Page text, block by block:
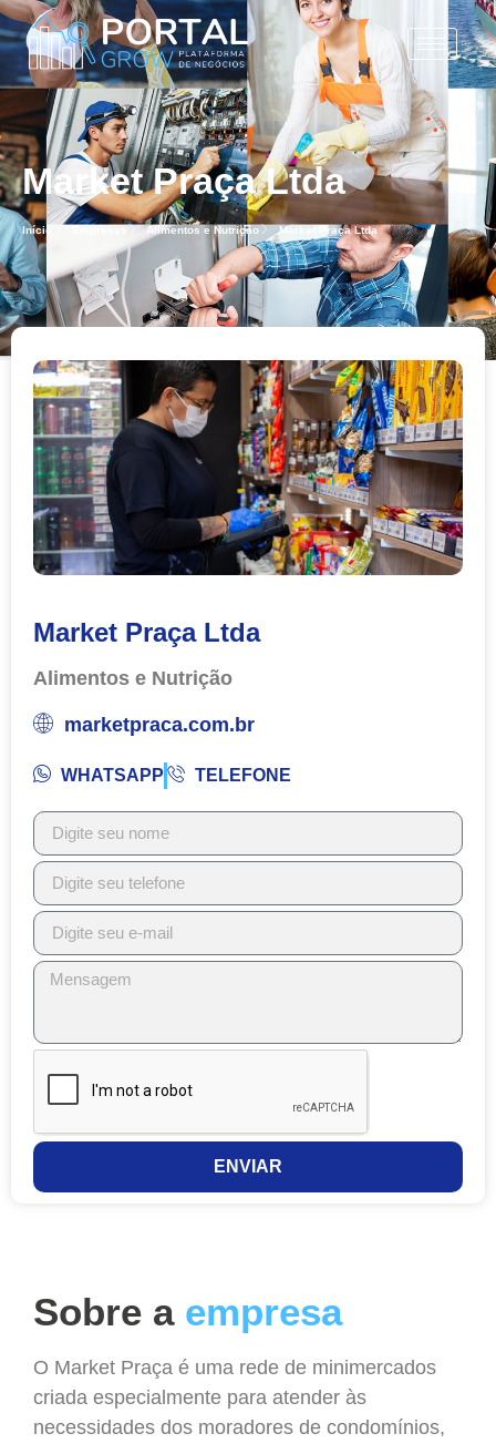
Market Praça Ltda
Início Alimentos e Nutrição Market Praça Ltda
Market Praça Ltda
Alimentos e Nutrição
marketpraca.com.br
WHATSAPP TELEFONE
ENVIAR
Sobre a empresa
O Market Praça é uma rede de minimercados
criada especialmente para atender às
necessidades dos moradores de condomínios,